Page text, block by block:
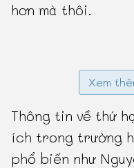
hơn mà thôi.
Xem
Thông tin về thứ
ích trong trường
phổ biến như